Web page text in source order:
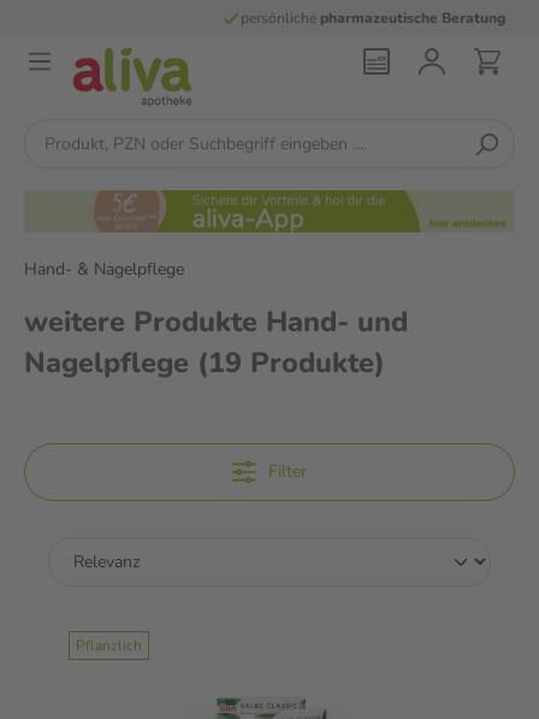
persönlichepharmazeutische Beratung
Hand- & Nagelpflege
weitere Produkte Hand- und
Nagelpflege (19 Produkte)
Filter
Pflanzlich